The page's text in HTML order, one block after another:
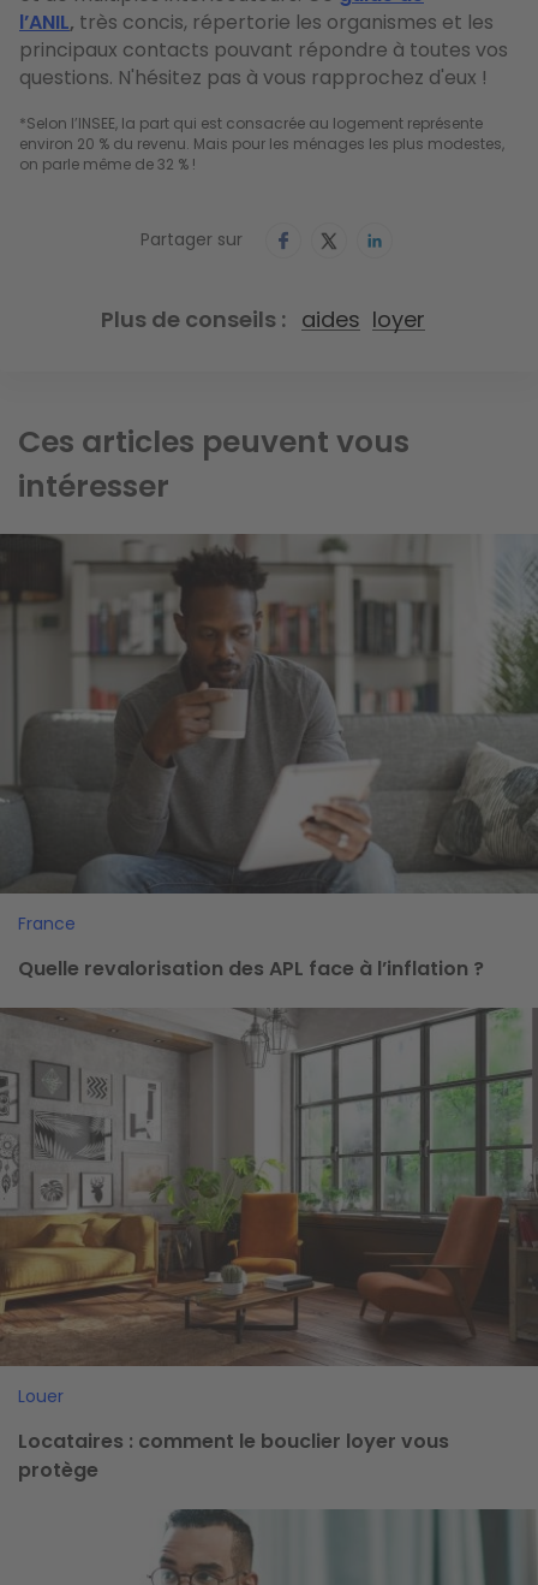
l’ANIL, très concis, répertorie les organismes et les
principaux contacts pouvant répondre à toutes vos
questions. N'hésitez pas à vous rapprochez d'eux !
*Selon l’INSEE, la part qui est consacrée au logement représente
environ 20 % du revenu. Mais pour les ménages les plus modestes,
on parle même de 32 % !
Partager sur
Plus de conseils aides loyer
Ces articles peuvent vous
intéresser
Image
France
Quelle revalorisation des APL face à l’inflation ?
Image
Louer
Locataires : comment le bouclier loyer vous
protège